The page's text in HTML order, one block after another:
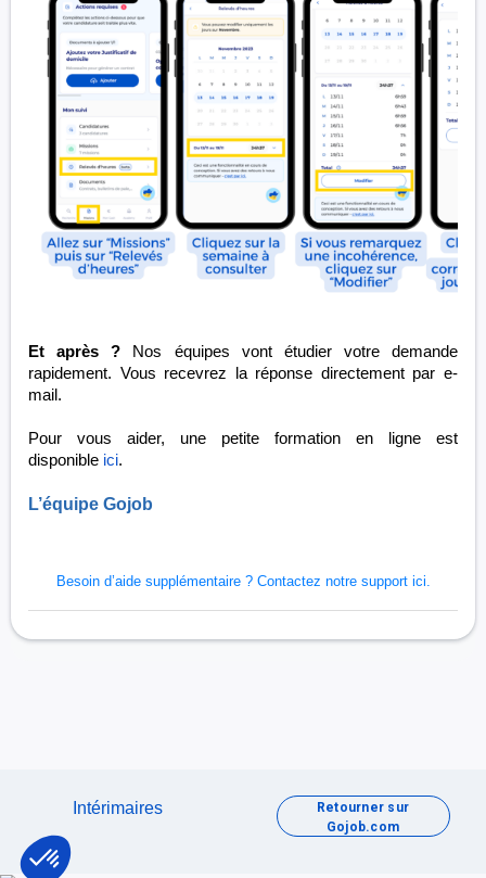
Et après ? Nos équipes vont étudier votre demande
rapidement. Vous recevrez la réponse directement par e-
mail.
Pour vous aider, une petite formation en ligne est
disponible ici.
L’équipe Gojob
Besoin d’aide supplémentaire ? Contactez notre support ici.
Intérimaires
Retourner sur
Gojob.com